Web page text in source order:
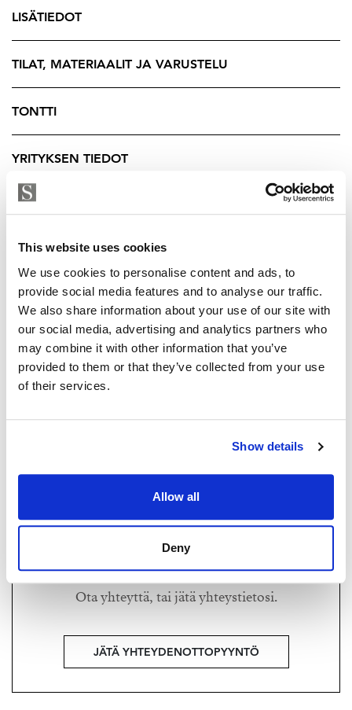
This website uses cookies
We use cookies to personalise content and ads, to
provide social media features and to analyse our traffic.
We also share information about your use of our site with
our social media, advertising and analytics partners who
may combine it with other information that you’ve
provided to them or that they’ve collected from your use
of their services.
Show details
Allow all
Deny
tytti@strand.fi
Kiinteistönvälittäjä LKV, MyAT, sisustusstailaaja
Haluatko lisätietoja?
Ota yhteyttä, tai jätä yhteystietosi.
JÄTÄ YHTEYDENOTTOPYYNTÖ
Kaerla on monipuolinen ja viihtyisä asuinalue, jossa
peruspalvelut ovat lähellä. Päivittäistavarakauppa on
kävelyetäisyydellä, ja lähistöltä löytyy myös päiväkoti
sekä koulu – esimerkiksi Kaerlan päiväkoti palvelee
alueen perheitä. Alueella on lisäksi hyvät
Alue on rauhallinen ja asunnonostajien suosiossa,
lähellä kaupungin keskustan monipuolisia palveluita,
kulttuuria ja työmahdollisuuksia. Sujuvat
vaivatonta ilman omaa autoakin.
Olisiko tässä sinun uusi kotisi?
Esittelyt ja lisätiedot:
Jaana Kylä-Kaila
Kiinteistönvälittäjä LKV, LVV, KiAT
Strand Properties Oy
LISÄTIEDOT
TILAT, MATERIAALIT JA VARUSTELU
TONTTI
YRITYKSEN TIEDOT